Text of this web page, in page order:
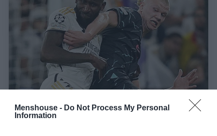
Menshouse - Do Not Process My Personal
Information
Η μοναδική παραφωνία στη ματσάρα Ρεάλ – Σίτι